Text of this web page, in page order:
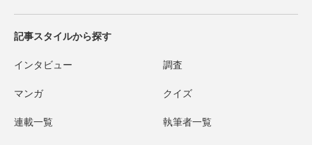
記事スタイルから探す
インタビュー 調査
マンガ クイズ
連載一覧 執筆者一覧